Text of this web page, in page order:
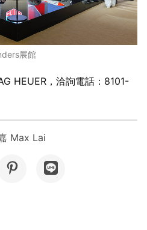
展館
HEUER，洽詢電話：8101-
Max Lai